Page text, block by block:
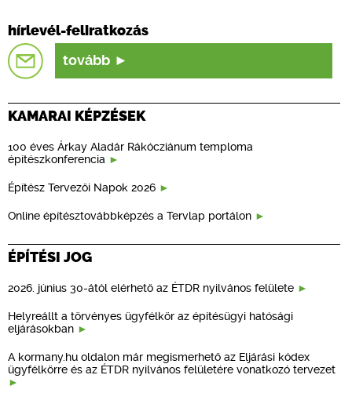
hírlevél-feliratkozás
tovább
KAMARAI KÉPZÉSEK
100 éves Árkay Aladár Rákócziánum temploma
építészkonferencia
Építész Tervezői Napok 2026
Online építésztovábbképzés a Tervlap portálon
ÉPÍTÉSI JOG
2026. június 30-ától elérhető az ÉTDR nyilvános felülete
Helyreállt a törvényes ügyfélkör az építésügyi hatósági
eljárásokban
A kormany.hu oldalon már megismerhető az Eljárási kódex
ügyfélkörre és az ÉTDR nyilvános felületére vonatkozó tervezet